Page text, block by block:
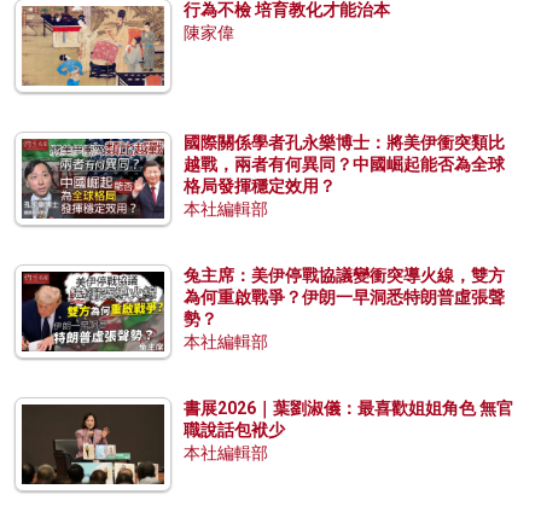
行為不檢 培育教化才能治本
陳家偉
國際關係學者孔永樂博士：將美伊衝突類比
越戰，兩者有何異同？中國崛起能否為全球
格局發揮穩定效用？
本社編輯部
兔主席：美伊停戰協議變衝突導火線，雙方
為何重啟戰爭？伊朗一早洞悉特朗普虛張聲
勢？
本社編輯部
書展2026｜葉劉淑儀：最喜歡姐姐角色 無官
職說話包袱少
本社編輯部